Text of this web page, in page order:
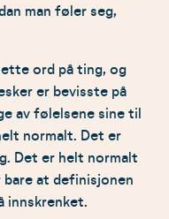
man føler seg,
ord på ting, og
er bevisste på
av følelsene sine til
normalt. Det er
Det er helt normalt
at definisjonen
innskrenket.